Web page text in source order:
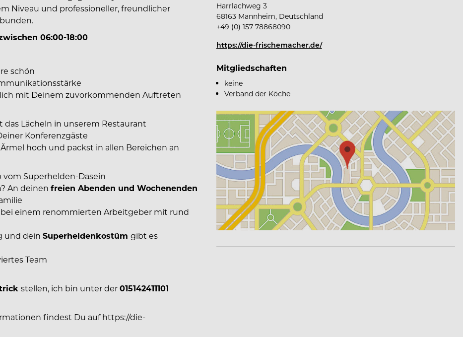
Niveau und professioneller, freundlicher
06:00-18:00
schön
mit Deinem zuvorkommenden Auftreten
Lächeln in unserem Restaurant
Konferenzgäste
hoch und packst in allen Bereichen an
Superhelden-Dasein
An deinen freien Abenden und Wochenenden
einem renommierten Arbeitgeber mit rund
und dein Superheldenkostüm gibt es
Team
stellen, ich bin unter der015142411101
findest Du auf https://die-
Harrlachweg 3
68163 Mannheim, Deutschland
+49 (0) 157 78868090
https://die-frischemacher.de/
Mitgliedschaften
keine
Verband der Köche